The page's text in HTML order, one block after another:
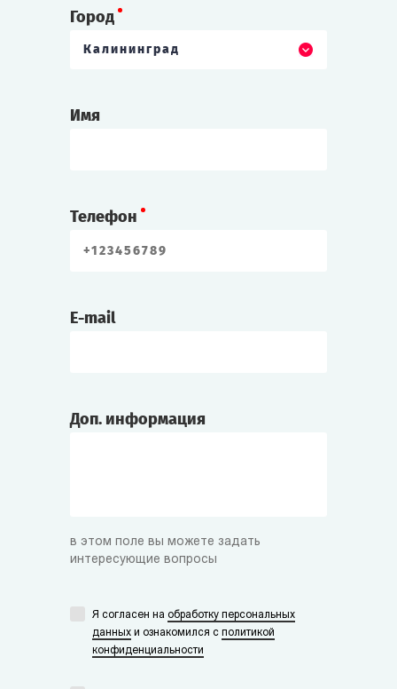
Город
Калининград
Имя
Телефон
E-mail
Доп. информация
в этом поле вы можете задать
интересующие вопросы
Я согласен на обработку персональных
данных и ознакомился с политикой
конфиденциальности